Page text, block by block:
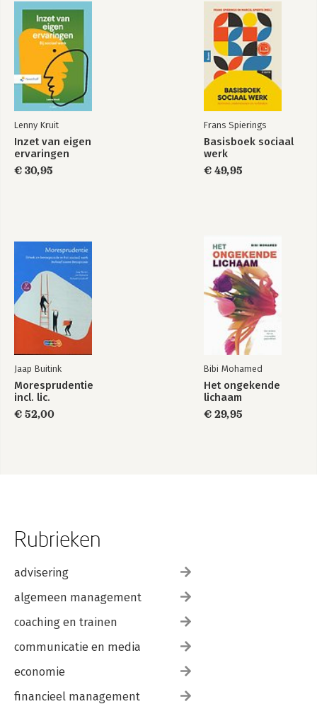
Lenny Kruit
Inzet van eigen
ervaringen
€ 30,95
Frans Spierings
Basisboek sociaal
werk
€ 49,95
Jaap Buitink
Moresprudentie
incl. lic.
€ 52,00
Bibi Mohamed
Het ongekende
lichaam
€ 29,95
Rubrieken
advisering
algemeen management
coaching en trainen
communicatie en media
economie
financieel management